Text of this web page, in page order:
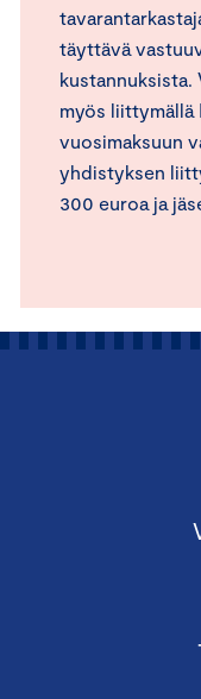
täyttävä
kustannuksista.
myös liittymällä
vuosimaksuun
yhdistyksen
300 euroa ja